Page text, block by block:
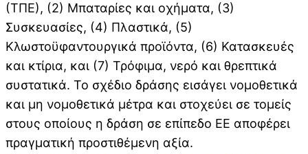
(ΤΠΕ), (2) Μπαταρίες και οχήματα, (3)
Συσκευασίες, (4) Πλαστικά, (5)
Κλωστοϋφαντουργικά προϊόντα, (6) Κατασκευές
και κτίρια, και (7) Τρόφιμα, νερό και θρεπτικά
συστατικά. Το σχέδιο δράσης εισάγει νομοθετικά
και μη νομοθετικά μέτρα και στοχεύει σε τομείς
στους οποίους η δράση σε επίπεδο ΕΕ αποφέρει
πραγματική προστιθέμενη αξία.